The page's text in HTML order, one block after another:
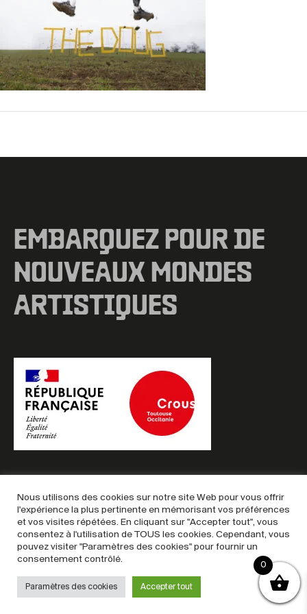
EMBARQUEZ POUR DE
NOUVEAUX MONDES
ARTISTIQUES
Copyright © 2025 – Billetterie MAC
Mentions légales–Politique de confidentialité–CGU &
CGV
Nous utilisons des cookies sur notre site Web pour vous offrir
l'expérience la plus pertinente en mémorisant vos préférences
et vos visites répétées. En cliquant sur "Accepter tout", vous
consentez à l'utilisation de TOUS les cookies. Cependant, vous
pouvez visiter "Paramètres des cookies" pour fournir un
consentement contrôlé.
Paramètres des cookies Accepter tout
0